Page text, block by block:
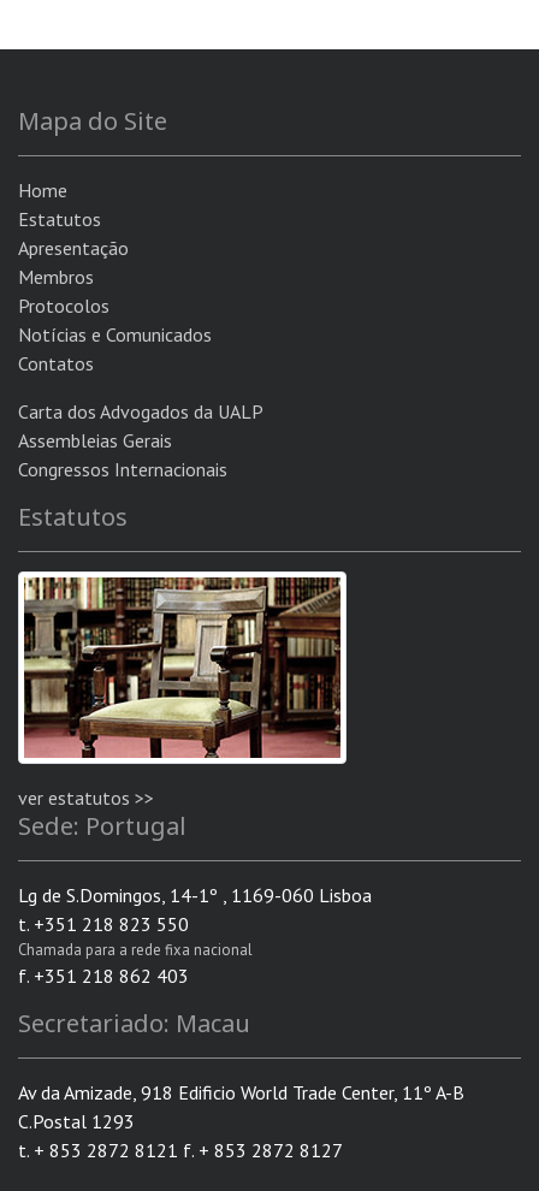
Mapa do Site
Home
Estatutos
Apresentação
Membros
Protocolos
Notícias e Comunicados
Contatos
Carta dos Advogados da UALP
Assembleias Gerais
Congressos Internacionais
Estatutos
ver estatutos >>
Sede: Portugal
Lg de S.Domingos, 14-1º , 1169-060 Lisboa
t. +351 218 823 550
Chamada para a rede fixa nacional
f. +351 218 862 403
Secretariado: Macau
Av da Amizade, 918 Edificio World Trade Center, 11º A-B
C.Postal 1293
t. + 853 2872 8121 f. + 853 2872 8127